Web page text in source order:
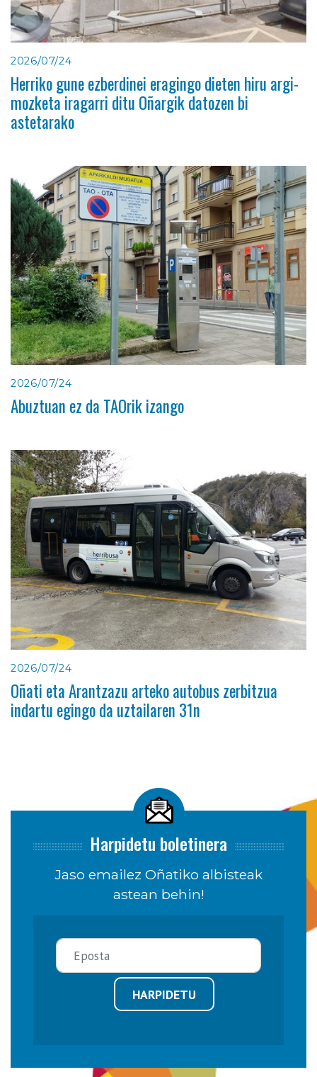
2026/07/24
Herriko gune ezberdinei eragingo dieten hiru argi-
mozketa iragarri ditu Oñargik datozen bi
astetarako
2026/07/24
Abuztuan ez da TAOrik izango
2026/07/24
Oñati eta Arantzazu arteko autobus zerbitzua
indartu egingo da uztailaren 31n
Harpidetu boletinera
Jaso emailez Oñatiko albisteak
astean behin!
HARPIDETU